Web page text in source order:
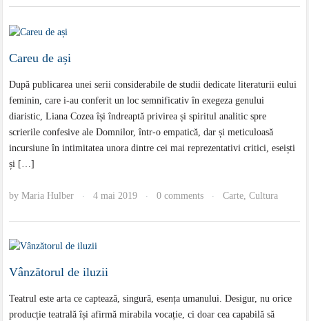
Careu de ași
După publicarea unei serii considerabile de studii dedicate literaturii eului
feminin, care i-au conferit un loc semnificativ în exegeza genului
diaristic, Liana Cozea își îndreaptă privirea și spiritul analitic spre
scrierile confesive ale Domnilor, într-o empatică, dar și meticuloasă
incursiune în intimitatea unora dintre cei mai reprezentativi critici, eseiști
și […]
byMaria Hulber · 4 mai 2019 · 0 comments · Carte ,Cultura
Vânzătorul de iluzii
Teatrul este arta ce captează, singură, esența umanului. Desigur, nu orice
producție teatrală își afirmă mirabila vocație, ci doar cea capabilă să